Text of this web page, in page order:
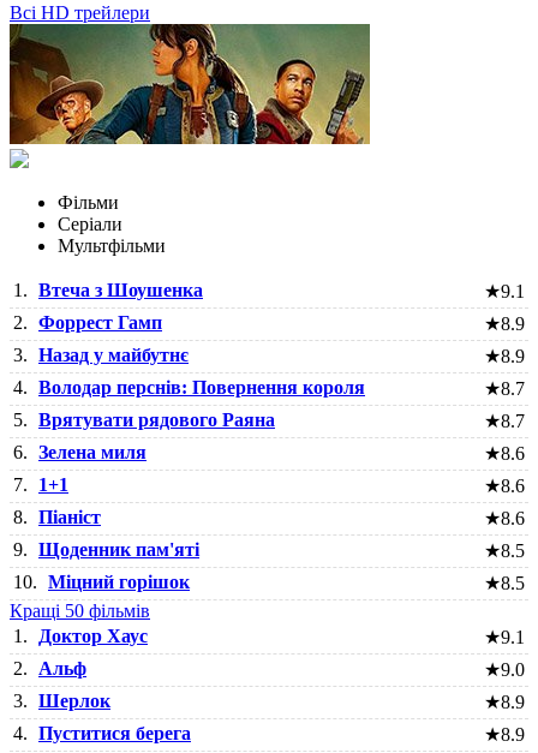
Всі HD трейлери
Фільми
Серіали
Мультфільми
1. Втеча з Шоушенка ★9.1
2. Форрест Гамп ★8.9
3. Назад у майбутнє ★8.9
4. Володар перснів: Повернення короля ★8.7
5. Врятувати рядового Раяна ★8.7
6. Зелена миля ★8.6
7.
1+1 ★8.6
8. Піаніст ★8.6
9. Щоденник пам'яті ★8.5
10. Міцний горішок ★8.5
Кращі 50 фільмів
1.
Доктор Хаус ★9.1
2.
Альф ★9.0
3. Шерлок ★8.9
4. Пуститися берега ★8.9